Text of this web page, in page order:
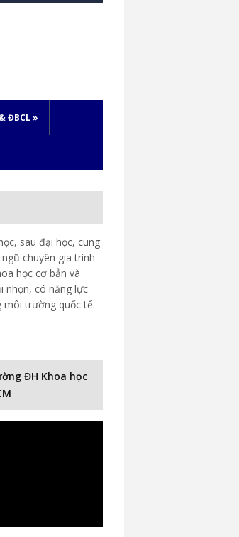
ĐBCL»
sau đại học, cung
chuyên gia trình
học cơ bản và
nhọn, có năng lực
môi trường quốc tế.
ĐH Khoa học